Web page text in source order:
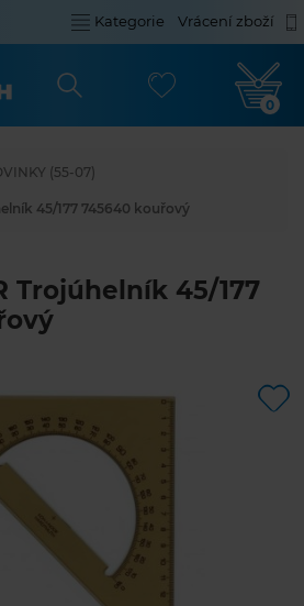
Kategorie Vrácení zboží
0
(55-07)
45/177 745640 kouřový
Trojúhelník 45/177